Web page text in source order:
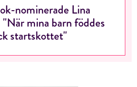
nominerade Lina
mina barn föddes
startskottet"